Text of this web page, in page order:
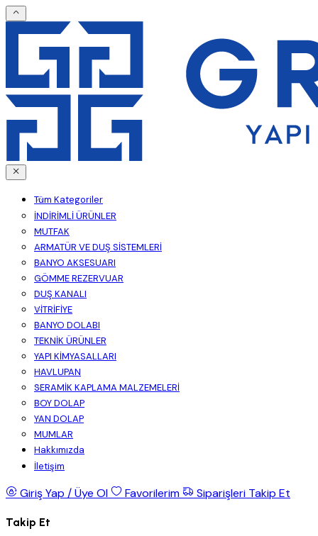
Tüm Kategoriler
İNDİRİMLİ ÜRÜNLER
MUTFAK
ARMATÜR VE DUŞ SİSTEMLERİ
BANYO AKSESUARI
GÖMME REZERVUAR
DUŞ KANALI
VİTRİFİYE
BANYO DOLABI
TEKNİK ÜRÜNLER
YAPI KİMYASALLARI
HAVLUPAN
SERAMİK KAPLAMA MALZEMELERİ
BOY DOLAP
YAN DOLAP
MUMLAR
Hakkımızda
İletişim
Giriş Yap / Üye Ol Favorilerim Siparişleri Takip Et
Takip Et